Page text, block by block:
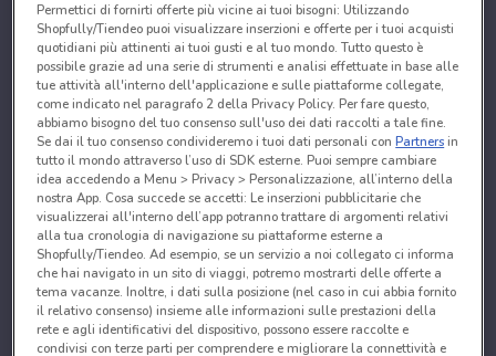
Permettici di fornirti offerte più vicine ai tuoi bisogni: Utilizzando
Shopfully/Tiendeo puoi visualizzare inserzioni e offerte per i tuoi acquisti
quotidiani più attinenti ai tuoi gusti e al tuo mondo. Tutto questo è
possibile grazie ad una serie di strumenti e analisi effettuate in base alle
tue attività all'interno dell'applicazione e sulle piattaforme collegate,
come indicato nel paragrafo 2 della Privacy Policy. Per fare questo,
abbiamo bisogno del tuo consenso sull'uso dei dati raccolti a tale fine.
Se dai il tuo consenso condivideremo i tuoi dati personali conPartnersin
tutto il mondo attraverso l’uso di SDK esterne. Puoi sempre cambiare
idea accedendo a Menu > Privacy > Personalizzazione, all’interno della
nostra App. Cosa succede se accetti: Le inserzioni pubblicitarie che
visualizzerai all'interno dell’app potranno trattare di argomenti relativi
alla tua cronologia di navigazione su piattaforme esterne a
Shopfully/Tiendeo. Ad esempio, se un servizio a noi collegato ci informa
che hai navigato in un sito di viaggi, potremo mostrarti delle offerte a
tema vacanze. Inoltre, i dati sulla posizione (nel caso in cui abbia fornito
il relativo consenso) insieme alle informazioni sulle prestazioni della
rete e agli identificativi del dispositivo, possono essere raccolte e
condivisi con terze parti per comprendere e migliorare la connettività e